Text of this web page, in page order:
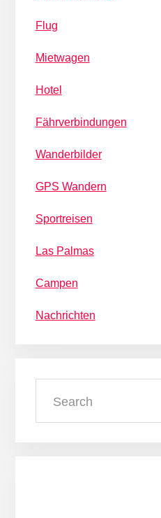
Flug
Mietwagen
Hotel
Fährverbindungen
Wanderbilder
GPS Wandern
Sportreisen
Las Palmas
Campen
Nachrichten